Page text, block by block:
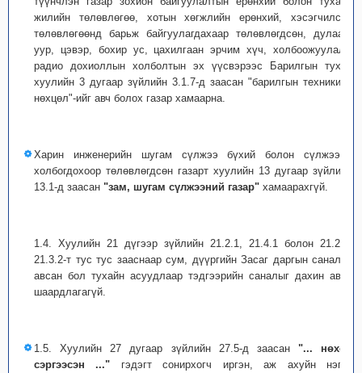
жилийн төлөвлөгөө, хотын хөгжлийн ерөнхий, хэсэгчилсэн
төлөвлөгөөнд барьж байгуулагдахаар төлөвлөгдсөн, дулаан,
уур, цэвэр, бохир ус, цахилгаан эрчим хүч, холбоожуулалт,
радио дохиоллын холболтын эх үүсвэрээс Барилгын тухай
хуулийн 3 дугаар зүйлийн 3.1.7-д заасан "барилгын техникийн
нөхцөл"-ийг авч болох газар хамаарна.
Харин инженерийн шугам сүлжээ бүхий болон сүлжээнд
холбогдохоор төлөвлөгдсөн газарт хуулийн 13 дугаар зүйлийн
13.1-д заасан "зам, шугам сүлжээний газар" хамаарахгүй.
1.4. Хуулийн 21 дүгээр зүйлийн 21.2.1, 21.4.1 болон 21.2.3,
21.3.2-т тус тус зааснаар сум, дүүргийн Засаг даргын саналыг
авсан бол тухайн асуудлаар тэдгээрийн саналыг дахин авах
шаардлагагүй.
1.5. Хуулийн 27 дугаар зүйлийн 27.5-д заасан"... нөхөн
сэргээсэн ..." гэдэгт сонирхогч иргэн, аж ахуйн нэгж,